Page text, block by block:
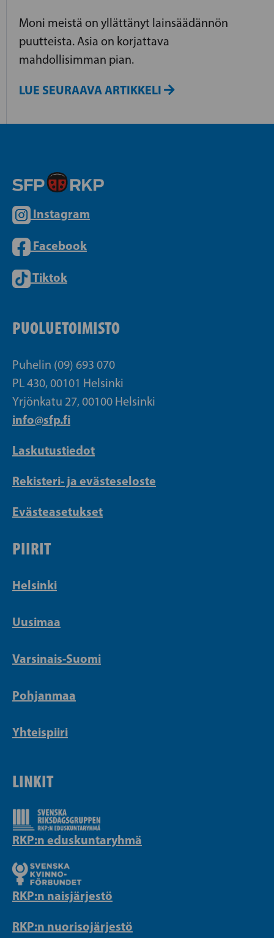
Moni meistä on yllättänyt lainsäädännön
puutteista. Asia on korjattava
mahdollisimman pian.
LUE SEURAAVA ARTIKKELI
Instagram
Facebook
Tiktok
PUOLUETOIMISTO
Puhelin (09) 693 070
PL 430, 00101 Helsinki
Yrjönkatu 27, 00100 Helsinki
info@sfp.fi
Laskutustiedot
Rekisteri- ja evästeseloste
Evästeasetukset
PIIRIT
Helsinki
Uusimaa
Varsinais-Suomi
Pohjanmaa
Yhteispiiri
LINKIT
RKP:n eduskuntaryhmä
RKP:n naisjärjestö
RKP:n nuorisojärjestö